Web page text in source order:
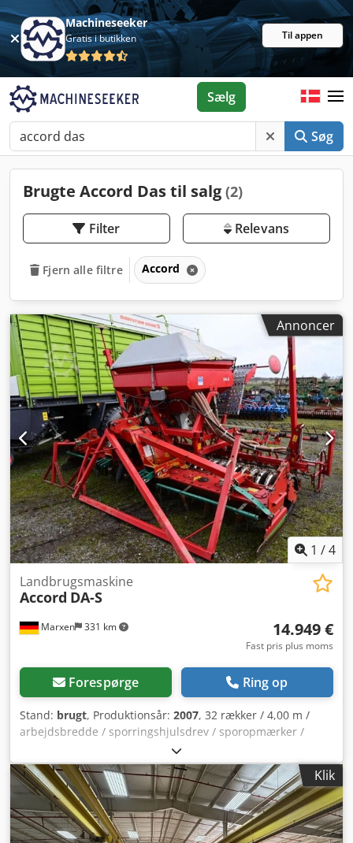
Machineseeker
Gratis i butikken Til appen
Søg
Sælg
Brugte Accord Das til salg (2)
Filter Relevans
Fjern alle filtre Accord
Annoncer
1 /4
Marxen 331 km
Landbrugsmaskine
Accord DA-S
14.949 €
Fast pris plus moms
Forespørge Ring op
Stand: brugt, Produktionsår: 2007, 32 rækker / 4,00 m /
arbejdsbredde / sporringshjulsdrev / sporopmærker /
slæbeskær / præcisionsharve / Forudstyr: Kverneland
rotorkultivator NG 25/400 med Flexiwals / Codpfx Aeqrrttji
Djrf
Klik